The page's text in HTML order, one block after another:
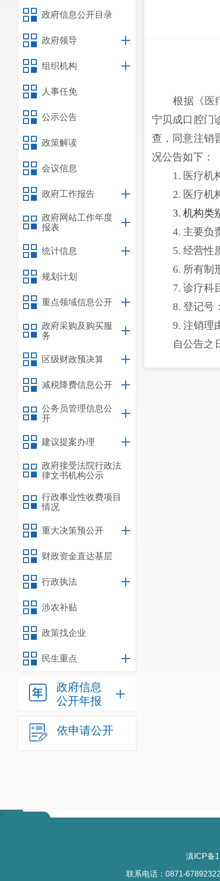
政府信息公开目录
政府领导
组织机构
人事任免
公示公告
政策解读
会议信息
政府工作报告
政府网站工作年度
报表
统计信息
规划计划
重点领域信息公开
政府采购及购买服
务
区级财政预决算
减税降费信息公开
公务员管理信息公
开
建议提案办理
政府接受法院行政法
律文书机构公示
行政事业性收费项目
情况
重大决策预公开
财政资金直达基层
行政执法
涉农补贴
政策找企业
民生重点
政府信息
公开年报
依申请公开
根据《医
宁贝成口腔门
查 ， 同意注销
况公告如下：
1. 医疗机
2. 医疗机
3. 机构类
4. 主要负
5. 经营性
6. 所有制
7. 诊疗科
8. 登记号
9. 注销理
自公告之
>
滇ICP备
联系电话：0871-